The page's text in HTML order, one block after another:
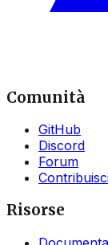
Comunità
GitHub
Discord
Forum
Risorse